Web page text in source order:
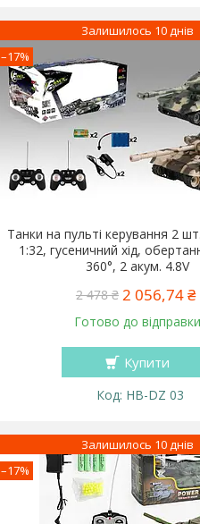
–17%
Залишилось 10 днів
Танки на пульті керування 2
1:32, гусеничний хід,
360°, 2 акум. 4.8V
2 478 ₴ 2 056,74 ₴
Готово до відправки
Купити
HB-DZ 03
–17%
Залишилось 10 днів